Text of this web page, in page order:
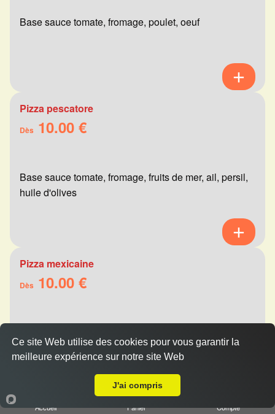
Base sauce tomate, fromage, poulet, oeuf
Pizza pescatore
Dès 10.00 €
Base sauce tomate, fromage, fruits de mer, ail, persil,
huile d'olives
Pizza mexicaine
Dès 10.00 €
merguez, champignons, poivrons
Accueil Panier Compte
Ce site Web utilise des cookies pour vous garantir la
meilleure expérience sur notre site Web
J'ai compris